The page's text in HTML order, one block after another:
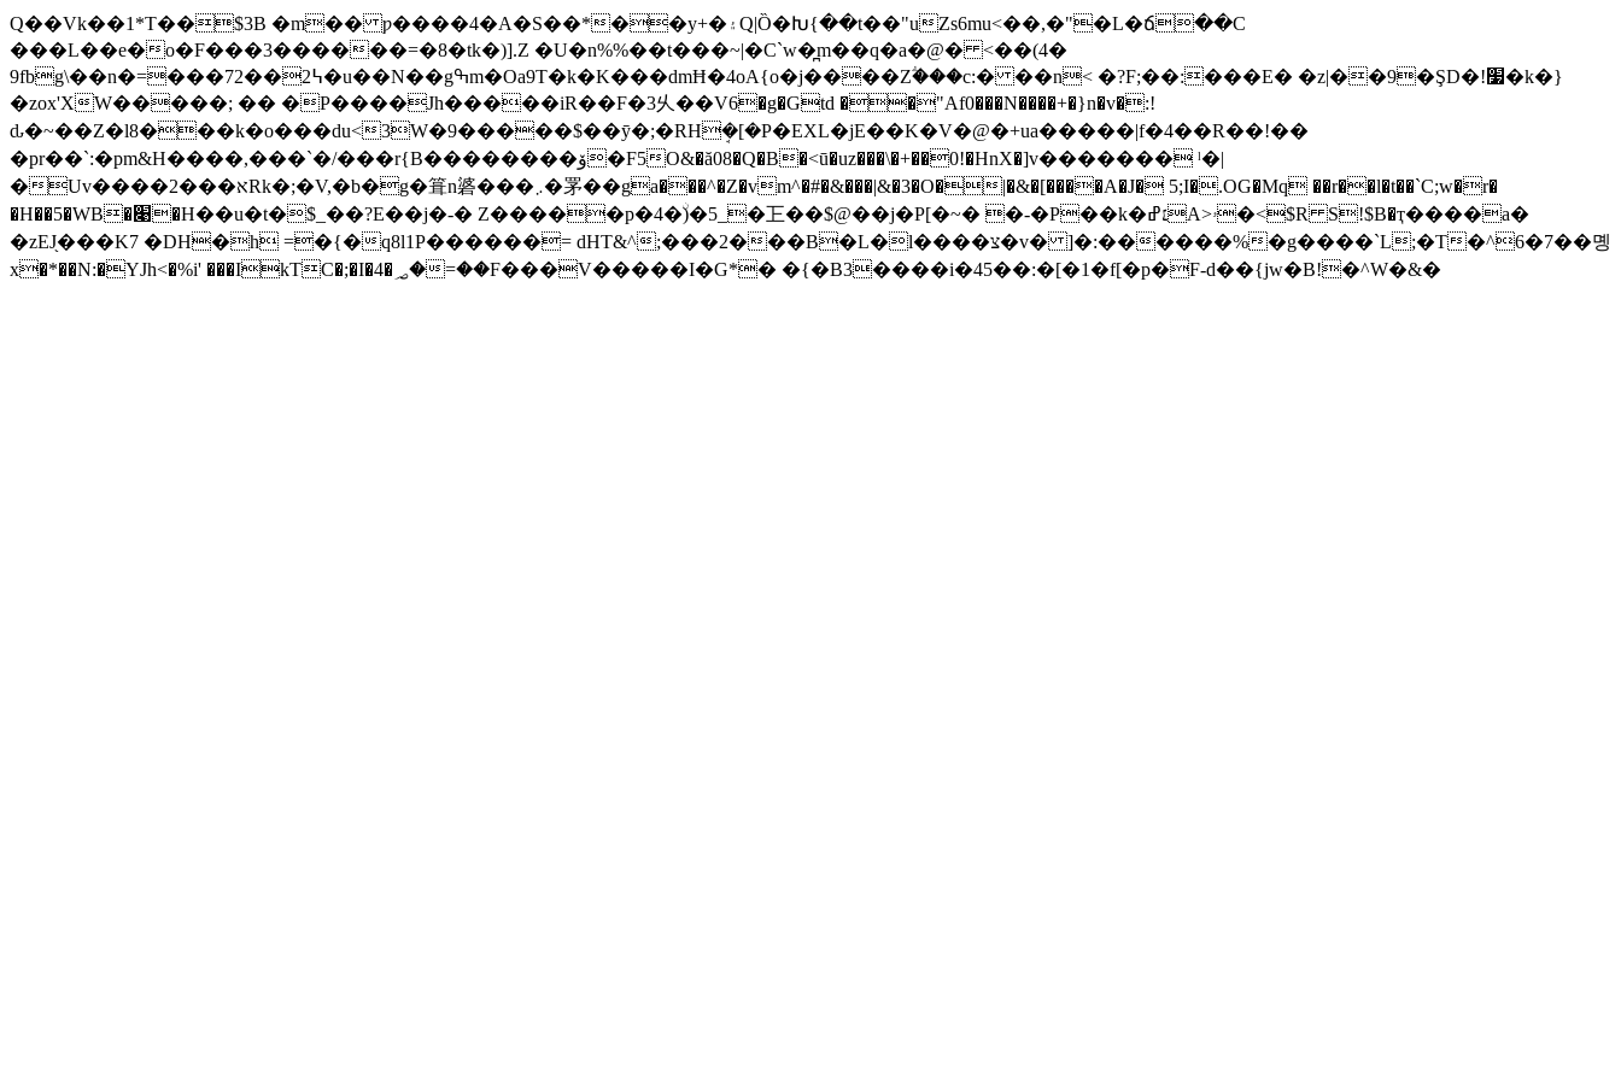
Q��Vk��1*T��$3B �m�� ƿ����4�A�S��*��y+�۽Q|Ȍ�Խ{��t��"uZs6mu<��,�"�L�ճ��C
���L��e�o�F���3������=�8�tk�)].Z �U�n%%��t���~|�C`w�̪m��q�a�@� <��(4�
9fbg\��n�=���߆2��72�u��N��gߒm�Oa9T�k�K���dmĦ�4oA{o�j����Zؖ���c:� ��n< �?F;��:���E� �z|��9�ŞD�!׷�k�}
�zox'XW�����; �� �P����Jh�����iR��F�3乆��V6�g�Gtd ��"Af0���N����+�}n�v�:!
ԃ�~��Z�l8���k�o���du<3W�9�����$��ȳ�;�RHܱ�[�P�ΕXL�jE��K�V�@�+ua�����|f�4��R��!��
�pr��`:�pm&H����,���`�/���r{B��������ۆ�F5O&�ă08�Q�B�<ū�uz���\�+��0!�HnX�]v������� ˡ�|
�Uv����א���2Rk�;�V,�b�g�箿n碆���܇�罞��ga���^�Z�vm^�#�&���|&�3�O�|�&�[����A�J� 5;I�.OG�Mq ��r��l�t��`C;w�r�
�H��5�WB�׉�H��u�t�$_��?E��j�-� Z�����p�4�ۨ)�5_�㠪��$@��j�P[�~� �-�P��k�׆ߝA>ۥ�<$R S!$B�ҭ����a�
�zEJ֖���K7 �DH�h =�{�q8l1P������= dHT&^;���2���B�L�l����צ�v� ]�:������%�g����`L;�T�^6�7��몡
x�*��N:�YJh<�%i' ���IkTC�;�I�4�؃�=��F���V�����I�G*� �{�B3����i�45��:�[�1�f[�p�F-d��{jw�B!�^W�&�